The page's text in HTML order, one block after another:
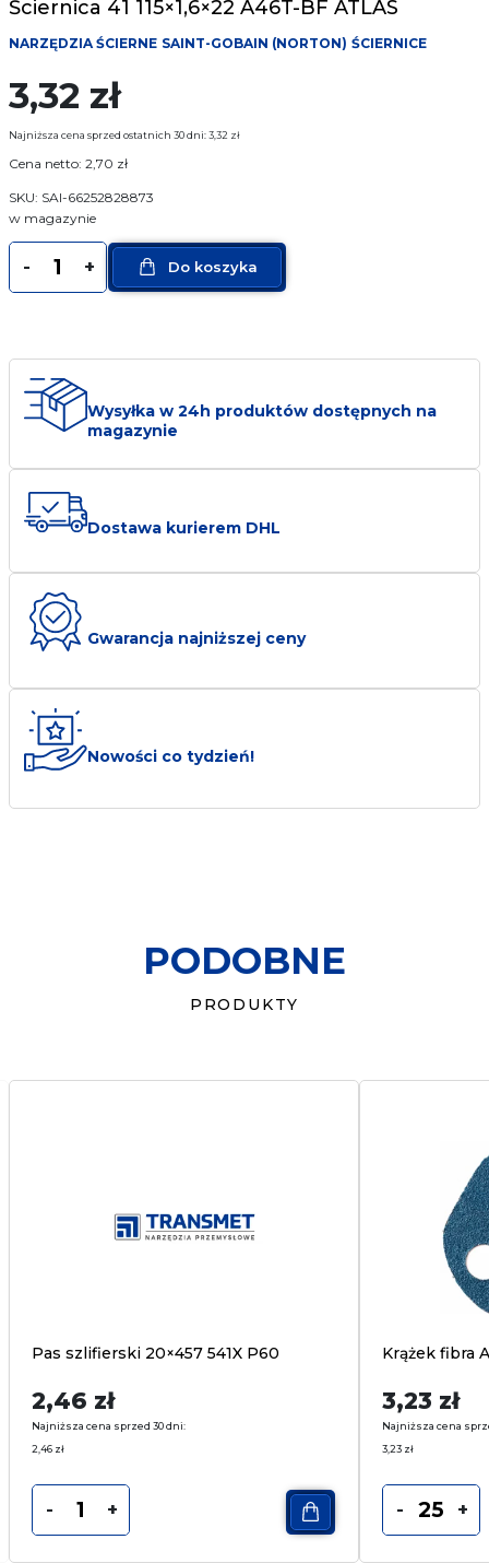
Narzędzia pomiarowe
Producenci
Kontakt
Sklep
O Firmie
FAQ
Usługi
biuro@transmet.com.pl
Ściernica 41 115×1,6×22 A46T-BF ATLAS
NARZĘDZIA ŚCIERNE SAINT-GOBAIN (NORTON) ŚCIERNICE
3,32 zł
Najniższa cena sprzed ostatnich 30 dni:3,32 zł
Cena netto: 2,70 zł
SKU: SAI-66252828873
w magazynie
ilość
Ściernica
A46T-
BF
ATLAS
- + Do koszyka
Wysyłka w 24h produktów dostępnych na
magazynie
Dostawa kurierem DHL
Gwarancja najniższej ceny
Nowości co tydzień!
PODOBNE
PRODUKTY
Pas szlifierski 20×457 541X P60
2,46 zł
Najniższa cena sprzed 30 dni:
2,46 zł
- +
Krążek fibra
3,23 zł
Najniższa cena
3,23 zł
- +